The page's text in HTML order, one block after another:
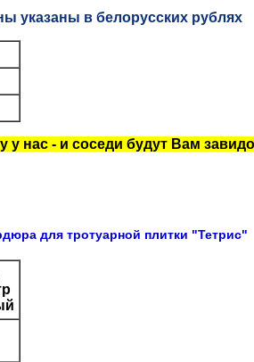
указаны в белорусских рублях
у нас - и соседи будут Вам
для тротуарной плитки "Тетрис"